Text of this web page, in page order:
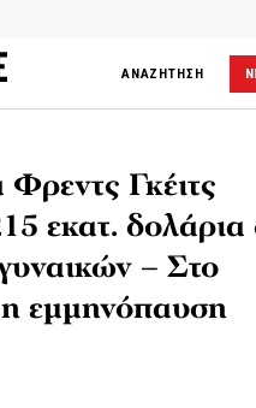
ΑΝΑΖΗΤΗΣΗ
Γκέιτς
εκατ. δολάρια
– Στο
η εμμηνόπαυση